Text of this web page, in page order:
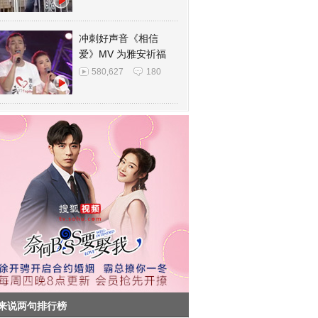
冲刺好声音《相信
爱》MV 为雅安祈福
580,627 180
说两句排行榜